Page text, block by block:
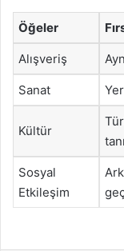
Öğeler
Alışveriş
Sanat
Kültür
Sosyal
Etkileşim